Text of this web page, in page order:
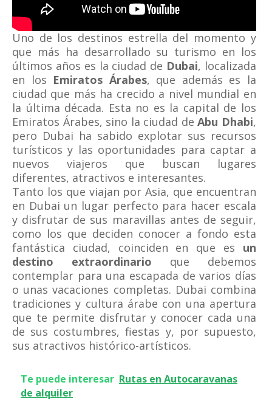
Uno de los destinos estrella del momento y
que más ha desarrollado su turismo en los
últimos años es la ciudad de Dubai, localizada
en los Emiratos Árabes, que además es la
ciudad que más ha crecido a nivel mundial en
la última década. Esta no es la capital de los
Emiratos Árabes, sino la ciudad deAbu Dhabi,
pero Dubai ha sabido explotar sus recursos
turísticos y las oportunidades para captar a
nuevos viajeros que buscan lugares
diferentes, atractivos e interesantes.
Tanto los que viajan por Asia, que encuentran
en Dubai un lugar perfecto para hacer escala
y disfrutar de sus maravillas antes de seguir,
como los que deciden conocer a fondo esta
fantástica ciudad, coinciden en que es un
destino extraordinario que debemos
contemplar para una escapada de varios días
o unas vacaciones completas. Dubai combina
tradiciones y cultura árabe con una apertura
que te permite disfrutar y conocer cada una
de sus costumbres, fiestas y, por supuesto,
sus atractivos histórico-artísticos.
Te puede interesar Rutas en Autocaravanas
de alquiler